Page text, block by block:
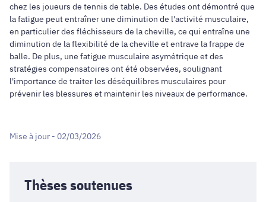
chez les joueurs de tennis de table. Des études ont démontré que
la fatigue peut entraîner une diminution de l'activité musculaire,
en particulier des fléchisseurs de la cheville, ce qui entraîne une
diminution de la flexibilité de la cheville et entrave la frappe de
balle. De plus, une fatigue musculaire asymétrique et des
stratégies compensatoires ont été observées, soulignant
l'importance de traiter les déséquilibres musculaires pour
prévenir les blessures et maintenir les niveaux de performance.
Mise à jour - 02/03/2026
Thèses soutenues